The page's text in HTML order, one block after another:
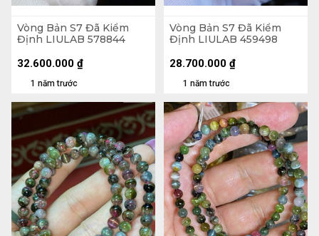
Vòng Bản S7 Đã Kiểm
Định LIULAB 578844
1 năm trước
32.600.000 ₫
Vòng Bản S7 Đã Kiểm
Định LIULAB 459498
1 năm trước
28.700.000 ₫